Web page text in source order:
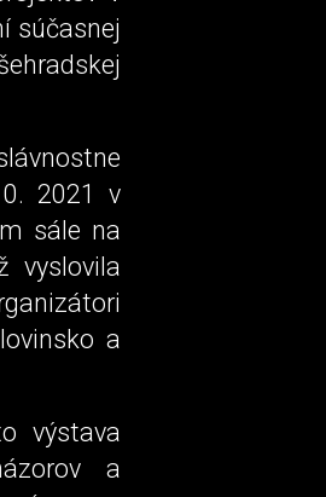
súčasnej
2021 v
sále na
vyslovila
a
výstava
a